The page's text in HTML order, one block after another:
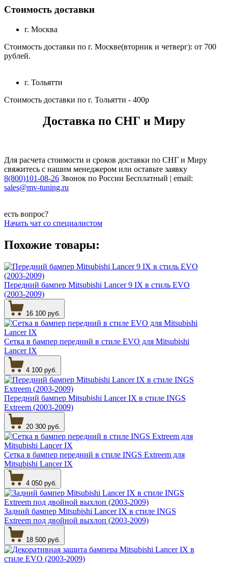
Стоимость доставки
г. Москва
Стоимость доставки по г. Москве(вторник и четверг): от 700
рублей.
г. Тольятти
Стоимость доставки по г. Тольятти - 400р
Доставка по СНГ и Миру
Для расчета стоимости и сроков доставки по СНГ и Миру
свяжитесь с нашим менеджером или оставьте заявку
8(800)101-08-26 Звонок по России Бесплатный | email:
sales@mv-tuning.ru
есть вопрос?
Начать чат со специалистом
Похожие товары:
Передний бампер Mitsubishi Lancer 9 IX в стиль EVO
(2003-2009)
16 100 руб.
Сетка в бампер передний в стиле EVO для Mitsubishi
Lancer IX
4 100 руб.
Передний бампер Mitsubishi Lancer IX в стиле INGS
Extreem (2003-2009)
20 300 руб.
Сетка в бампер передний в стиле INGS Extreem для
Mitsubishi Lancer IX
4 050 руб.
Задний бампер Mitsubishi Lancer IX в стиле INGS
Extreem под двойной выхлоп (2003-2009)
18 500 руб.